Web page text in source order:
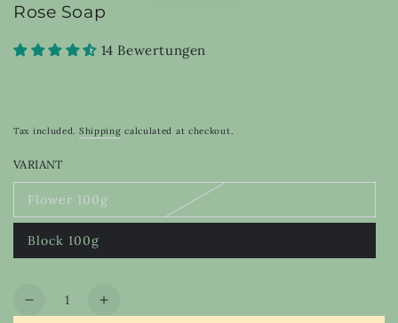
Rose Soap
14 Bewertungen
Tax included. Shipping calculated at checkout.
VARIANT
Flower 100g
Variant
sold
or
unavailable
Block 100g
Variant
sold
unavailable
Quantity
Decrease
Increase